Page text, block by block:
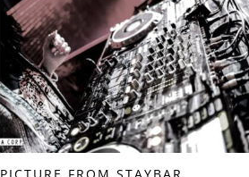
PICTURE FROM STAYBAR